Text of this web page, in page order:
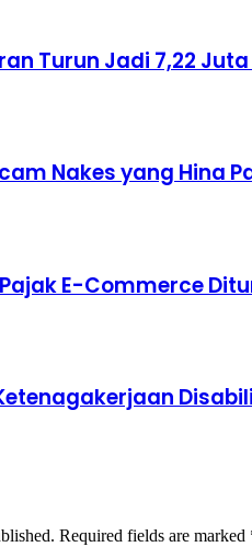
Turun Jadi 7,22
Nakes yang Hina
E-Commerce
Required fields are marked